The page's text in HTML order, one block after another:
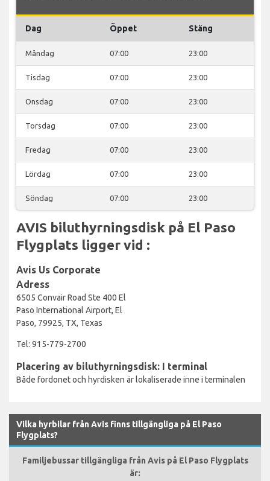
Dag Öppet Stäng
Måndag 07:00 23:00
Tisdag 07:00 23:00
Onsdag 07:00 23:00
Torsdag 07:00 23:00
Fredag 07:00 23:00
Lördag 07:00 23:00
Söndag 07:00 23:00
AVIS biluthyrningsdisk på El Paso
Flygplats ligger vid :
Avis Us Corporate
Adress
6505 Convair Road Ste 400 El
Paso International Airport, El
Paso, 79925, TX, Texas
Tel: 915-779-2700
Placering av biluthyrningsdisk: I terminal
Både fordonet och hyrdisken är lokaliserade inne i terminalen
Vilka hyrbilar från Avis finns tillgängliga på El Paso
Flygplats?
Familjebussar tillgängliga från Avis på El Paso Flygplats
är: